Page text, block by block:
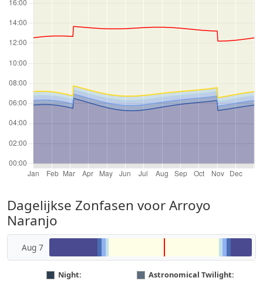
Dagelijkse Zonfasen voor Arroyo
Naranjo
Aug 7
Night: Astronomical Twilight: